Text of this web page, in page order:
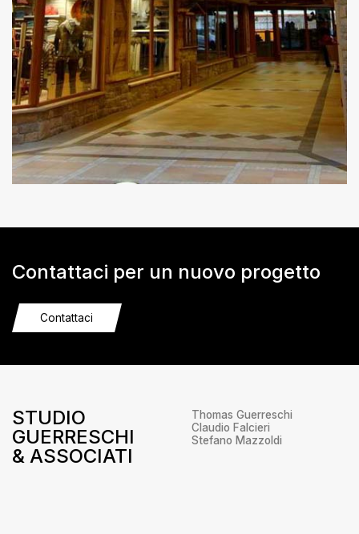
Contattaci per un nuovo progetto
Contattaci
STUDIO
GUERRESCHI
& ASSOCIATI
Thomas Guerreschi
Claudio Falcieri
Stefano Mazzoldi